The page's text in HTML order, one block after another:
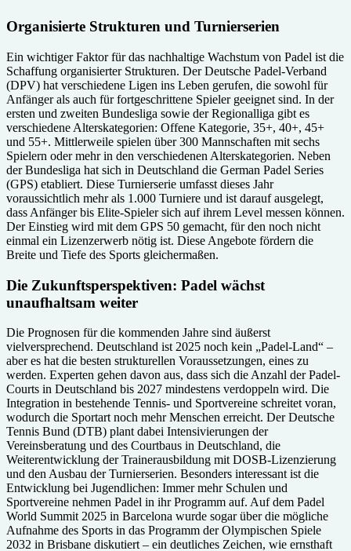
Organisierte Strukturen und Turnierserien
Ein wichtiger Faktor für das nachhaltige Wachstum von Padel ist die
Schaffung organisierter Strukturen. Der Deutsche Padel-Verband
(DPV) hat verschiedene Ligen ins Leben gerufen, die sowohl für
Anfänger als auch für fortgeschrittene Spieler geeignet sind. In der
ersten und zweiten Bundesliga sowie der Regionalliga gibt es
verschiedene Alterskategorien: Offene Kategorie, 35+, 40+, 45+
und 55+. Mittlerweile spielen über 300 Mannschaften mit sechs
Spielern oder mehr in den verschiedenen Alterskategorien. Neben
der Bundesliga hat sich in Deutschland die German Padel Series
(GPS) etabliert. Diese Turnierserie umfasst dieses Jahr
voraussichtlich mehr als 1.000 Turniere und ist darauf ausgelegt,
dass Anfänger bis Elite-Spieler sich auf ihrem Level messen können.
Der Einstieg wird mit dem GPS 50 gemacht, für den noch nicht
einmal ein Lizenzerwerb nötig ist. Diese Angebote fördern die
Breite und Tiefe des Sports gleichermaßen.
Die Zukunftsperspektiven: Padel wächst
unaufhaltsam weiter
Die Prognosen für die kommenden Jahre sind äußerst
vielversprechend. Deutschland ist 2025 noch kein „Padel-Land“ –
aber es hat die besten strukturellen Voraussetzungen, eines zu
werden. Experten gehen davon aus, dass sich die Anzahl der Padel-
Courts in Deutschland bis 2027 mindestens verdoppeln wird. Die
Integration in bestehende Tennis- und Sportvereine schreitet voran,
wodurch die Sportart noch mehr Menschen erreicht. Der Deutsche
Tennis Bund (DTB) plant dabei Intensivierungen der
Vereinsberatung und des Courtbaus in Deutschland, die
Weiterentwicklung der Trainerausbildung mit DOSB-Lizenzierung
und den Ausbau der Turnierserien. Besonders interessant ist die
Entwicklung bei Jugendlichen: Immer mehr Schulen und
Sportvereine nehmen Padel in ihr Programm auf. Auf dem Padel
World Summit 2025 in Barcelona wurde sogar über die mögliche
Aufnahme des Sports in das Programm der Olympischen Spiele
2032 in Brisbane diskutiert – ein deutliches Zeichen, wie ernsthaft